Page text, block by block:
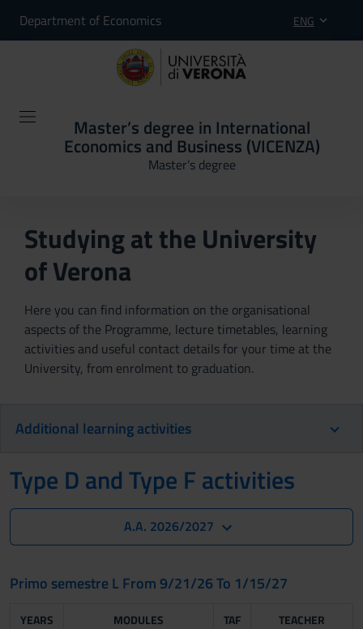
Department of Economics ENG
Master’s degree in International
Economics and Business (VICENZA)
Master’s degree
Studying at the University
of Verona
Here you can find information on the organisational
aspects of the Programme, lecture timetables, learning
activities and useful contact details for your time at the
University, from enrolment to graduation.
Additional learning activities
Type D and Type F activities
A.A. 2026/2027
Primo semestre L From 9/21/26 To 1/15/27
YEARS MODULES TAF TEACHER